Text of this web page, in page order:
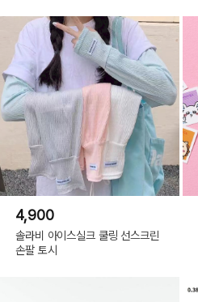
4,900
솔라비 아이스실크 쿨링 선스크린
손팔 토시